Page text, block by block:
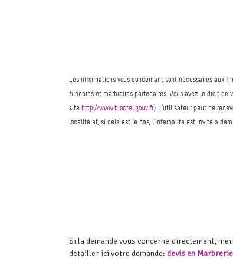
Si la demande vous concerne directement,
détailler ici votre demande: devis en